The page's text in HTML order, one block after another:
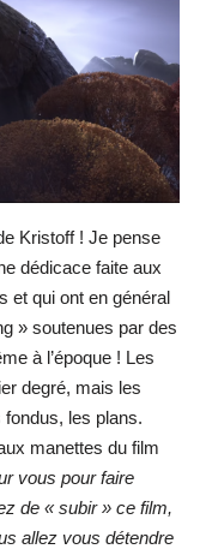
Kristoff ! Je pense
dédicace faite aux
et qui ont en général
» soutenues par des
à l’époque ! Les
degré, mais les
fondus, les plans.
manettes du film
vous pour faire
de « subir » ce film,
allez vous détendre